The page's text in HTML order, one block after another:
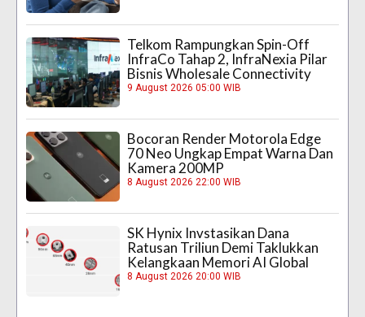
Telkom Rampungkan Spin-Off
InfraCo Tahap 2, InfraNexia Pilar
Bisnis Wholesale Connectivity
9 August 2026 05:00 WIB
Bocoran Render Motorola Edge
70 Neo Ungkap Empat Warna Dan
Kamera 200MP
8 August 2026 22:00 WIB
SK Hynix Invstasikan Dana
Ratusan Triliun Demi Taklukkan
Kelangkaan Memori AI Global
8 August 2026 20:00 WIB